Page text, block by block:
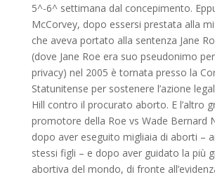
5^-6^ settimana dal concepimento.
McCorvey, dopo essersi prestata alla
che aveva portato alla sentenza Jane
(dove Jane Roe era suo pseudonimo
privacy) nel 2005 è tornata presso la
Statunitense per sostenere l’azione
Hill contro il procurato aborto. E l’altro
promotore della Roe vs Wade Bernard
dopo aver eseguito migliaia di aborti –
stessi figli – e dopo aver guidato la più
abortiva del mondo, di fronte